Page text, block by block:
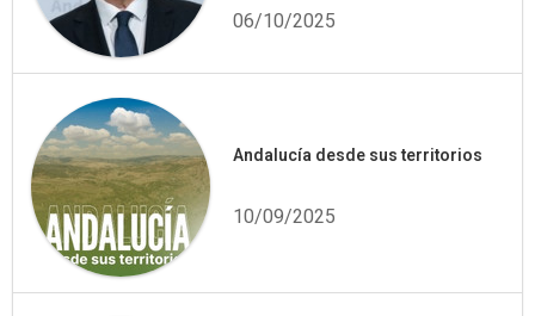
06/10/2025
Andalucía desde sus territorios
10/09/2025